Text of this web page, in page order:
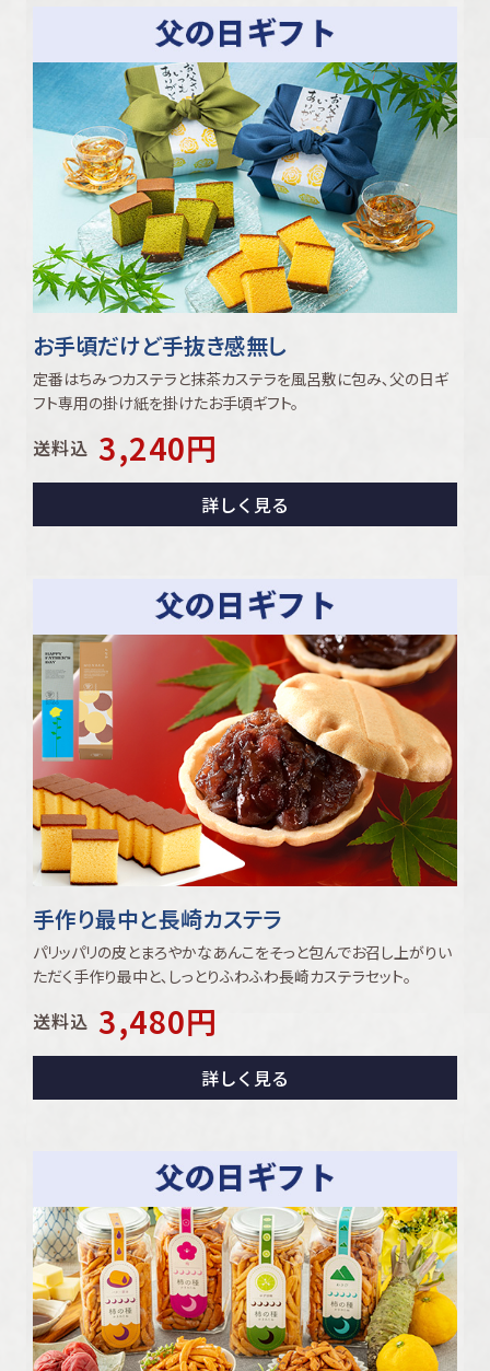
お手頃だけど手抜き感無し
定番はちみつカステラと抹茶カステラを風呂敷に包み､父の日ギ
フト専用の掛け紙を掛けたお手頃ギフト。
送料込 3,240円
詳しく見る
手作り最中と長崎カステラ
パリッパリの皮とまろやかなあんこをそっと包んでお召し上がりい
ただく手作り最中と､しっとりふわふわ長崎カステラセット｡
送料込 3,480円
詳しく見る